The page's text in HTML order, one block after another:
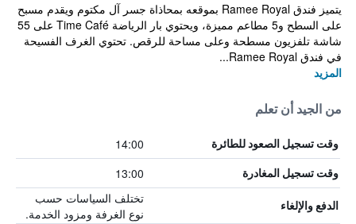
يتميز فندق Ramee Royal بموقعه بمحاذاة جسر آل مكتوم ويقدم مسبح
على السطح و5 مطاعم مميزة، ويحتوي بار الرياضة Time Café على 55
شاشة تلفزيون مسطحة وعلى مساحة للرقص. تحتوي الغرف الفسيحة
في فندق Ramee Royal...
المزيد
من الجيد أن تعلم
وقت تسجيل الصعود للطائرة 14:00
وقت تسجيل المغادرة 13:00
الدفع والإلغاء
تختلف السياسات حسب
نوع الغرفة ومزود الخدمة.